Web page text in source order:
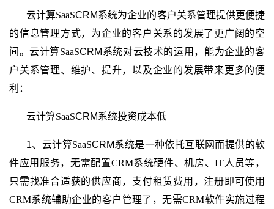
云计算SaaSCRM系统为企业的客户关系管理提供更便捷
的信息管理方式，为企业的客户关系的发展了更广阔的空
间。云计算SaaSCRM 系统对云技术的运用，能为企业的客
户关系管理、维护、提升，以及企业的发展带来更多的便
利：
云计算SaaSCRM系统投资成本低
1、云计算SaaSCRM系统是一种依托互联网而提供的软
件应用服务，无需配置CRM系统硬件、机房、IT人员等，
只需找准合适获的供应商，支付租赁费用，注册即可使用
CRM系统辅助企业的客户管理了，无需CRM软件实施过程